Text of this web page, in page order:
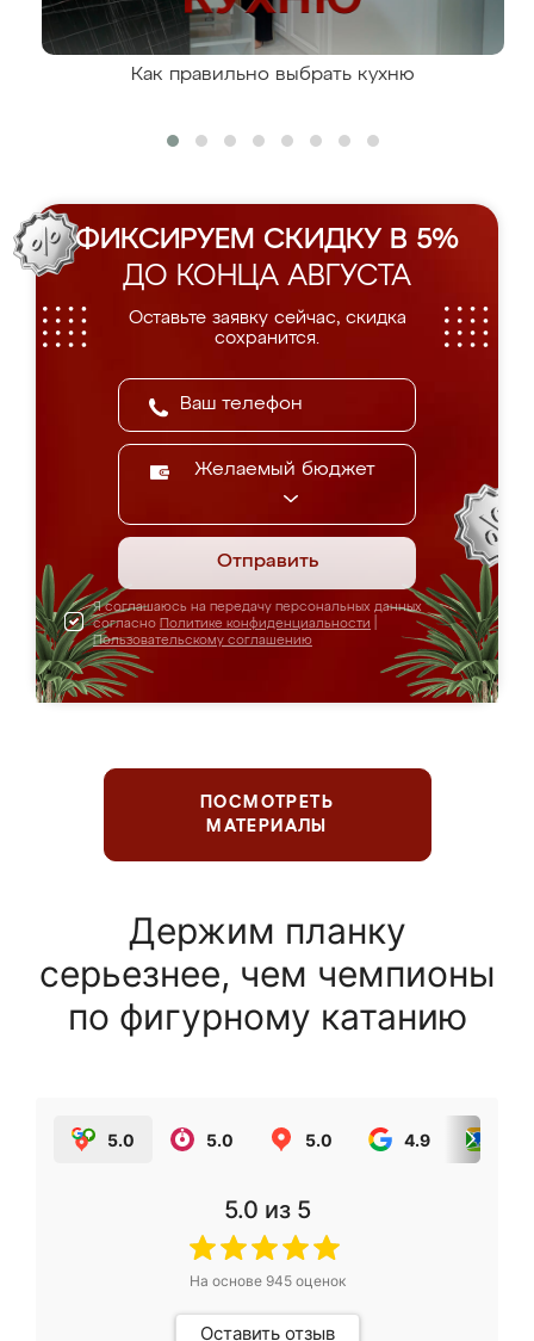
Как правильно выбрать кухню
ФИКСИРУЕМ СКИДКУ В 5%
ДО КОНЦА АВГУСТА
Оставьте заявку сейчас, скидка
сохранится.
Желаемый бюджет
Отправить
Я соглашаюсь на передачу персональных данных
согласно Политике конфиденциальности
Пользовательскому соглашению
ПОСМОТРЕТЬ
МАТЕРИАЛЫ
Держим планку
серьезнее, чем чемпионы
по фигурному катанию
5.0 5.0 5.0 4.9
5.0 из 5
На основе 945оценок
Оставить отзыв